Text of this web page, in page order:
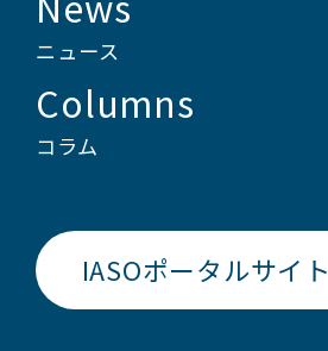
ニュース
Columns
コラム
IASOポータルサイト